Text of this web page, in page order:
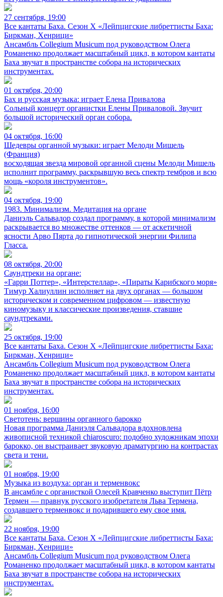
27 сентября, 19:00
Все кантаты Баха. Сезон X «Лейпцигские либреттисты Баха:
Биркман, Хенрици»
Ансамбль Collegium Musicum под руководством Олега
Романенко продолжает масштабный цикл, в котором кантаты
Баха звучат в пространстве собора на исторических
инструментах.
01 октября, 20:00
Бах и русская музыка: играет Елена Привалова
Сольный концерт органистки Елены Приваловой. Звучит
большой исторический орган собора.
04 октября, 16:00
Шедевры органной музыки: играет Мелоди Мишель
(Франция)
восходящая звезда мировой органной сцены Мелоди Мишель
исполнит программу, раскрывшую весь спектр тембров и всю
мощь «короля инструментов».
04 октября, 19:00
1983. Минимализм. Медитация на органе
Даниэль Сальвадор создал программу, в которой минимализм
раскрывается во множестве оттенков — от аскетичной
ясности Арво Пярта до гипнотической энергии Филипа
Гласса.
08 октября, 20:00
Саундтреки на органе:
«Гарри Поттер», «Интерстеллар», «Пираты Карибского моря»
Тимур Халиуллин исполняет на двух органах — большом
историческом и современном цифровом — известную
киномузыку и классические произведения, ставшие
саундтреками.
25 октября, 19:00
Все кантаты Баха. Сезон X «Лейпцигские либреттисты Баха:
Биркман, Хенрици»
Ансамбль Collegium Musicum под руководством Олега
Романенко продолжает масштабный цикл, в котором кантаты
Баха звучат в пространстве собора на исторических
инструментах.
01 ноября, 16:00
Светотень: вершины органного барокко
Новая программа Даниэля Сальвадора вдохновлена
живописной техникой chiaroscuro: подобно художникам эпохи
барокко, он выстраивает звуковую драматургию на контрастах
света и тени.
01 ноября, 19:00
Музыка из воздуха: орган и терменвокс
В ансамбле с органисткой Олесей Кравченко выступит Пётр
Термен — правнук русского изобретателя Льва Термена,
создавшего терменвокс и подарившего ему свое имя.
22 ноября, 19:00
Все кантаты Баха. Сезон X «Лейпцигские либреттисты Баха:
Биркман, Хенрици»
Ансамбль Collegium Musicum под руководством Олега
Романенко продолжает масштабный цикл, в котором кантаты
Баха звучат в пространстве собора на исторических
инструментах.